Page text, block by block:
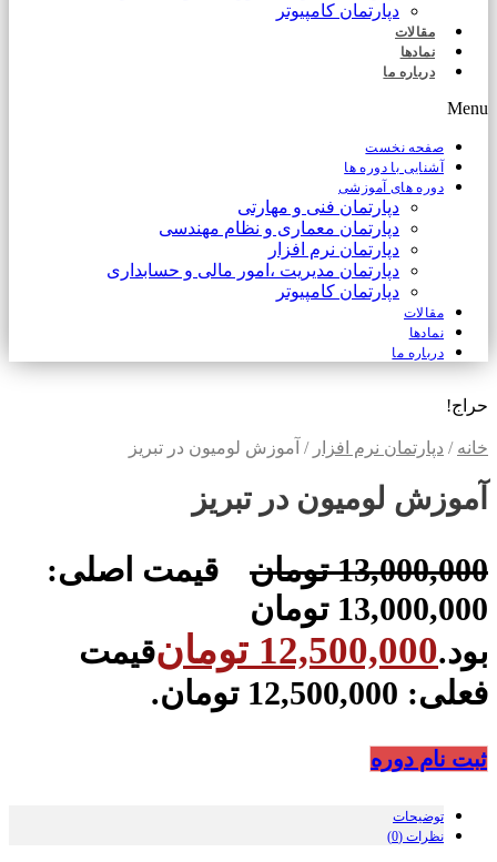
دپارتمان کامپیوتر
مقالات
نمادها
درباره ما
Menu
صفحه نخست
آشنایی با دوره ها
دوره های آموزشی
دپارتمان فنی و مهارتی
دپارتمان معماری و نظام مهندسی
دپارتمان نرم افزار
دپارتمان مدیریت ،امور مالی و حسابداری
دپارتمان کامپیوتر
مقالات
نمادها
درباره ما
حراج!
خانه / دپارتمان نرم افزار / آموزش لومیون در تبریز
آموزش لومیون در تبریز
13,000,000 تومان
قیمت اصلی:
13,000,000 تومان
بود.12,500,000 تومانقیمت
فعلی: 12,500,000 تومان.
ثبت نام دوره
توضیحات
نظرات (0)